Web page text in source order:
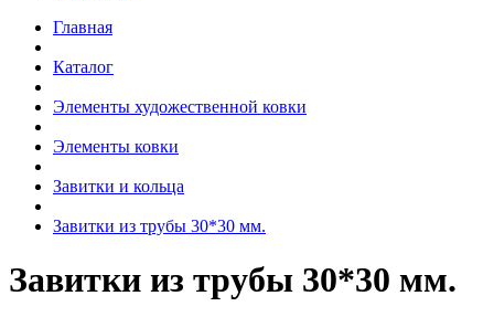
Главная
Каталог
Элементы художественной ковки
Элементы ковки
Завитки и кольца
Завитки из трубы 30*30 мм.
Завитки из трубы 30*30 мм.